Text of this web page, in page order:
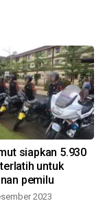
siapkan 5.930
untuk
pemilu
2023